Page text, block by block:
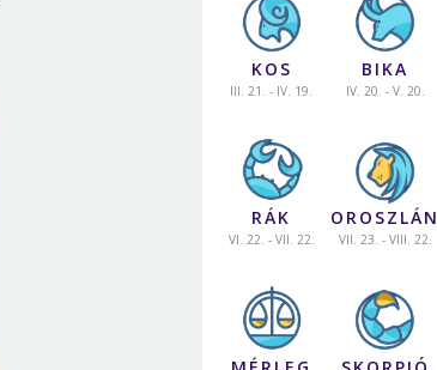
KOS
III. 21. - IV. 19.
BIKA
IV. 20. - V. 20.
RÁK
VI. 22. - VII. 22.
OROSZLÁN
VII. 23. - VIII. 22.